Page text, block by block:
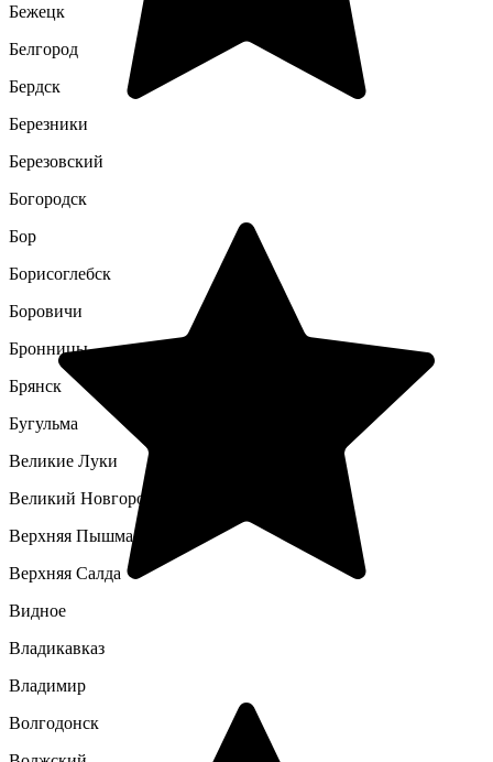
Бежецк
Белгород
Бердск
Березники
Березовский
Богородск
Бор
Борисоглебск
Боровичи
Бронницы
Брянск
Бугульма
Великие Луки
Великий Новгород
Верхняя Пышма
Верхняя Салда
Видное
Владикавказ
Владимир
Волгодонск